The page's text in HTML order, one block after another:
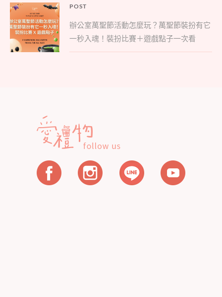
文
章
導
覽
POST
Parent
post:
辦公室萬聖節活動怎麼玩？萬聖節裝扮有它
一秒入魂！裝扮比賽＋遊戲點子一次看